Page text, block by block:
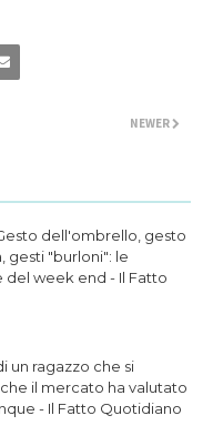
NEWER
dell'ombrello, gesto
gesti "burloni": le
del week end - Il Fatto
un ragazzo che si
il mercato ha valutato
- Il Fatto Quotidiano